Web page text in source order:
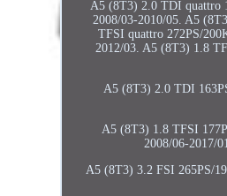
A5 (8T3) 2.0 TDI quattro
2008/03-2010/05. A5
TFSI quattro 272PS/
2012/03. A5 (8T3) 1.8
A5 (8T3) 2.0 TDI
A5 (8T3) 1.8 TFSI
2008/06-2017/
A5 (8T3) 3.2 FSI 265PS/